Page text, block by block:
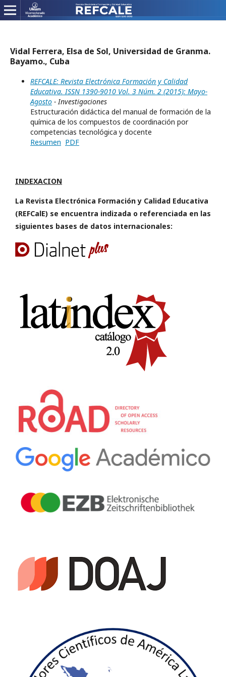
Vidal Ferrera, Elsa de Sol, Universidad de Granma.
Bayamo., Cuba
REFCALE: Revista Electrónica Formación y Calidad
Educativa. ISSN 1390-9010 Vol. 3 Núm. 2 (2015): Mayo-
Agosto - Investigaciones
Estructuración didáctica del manual de formación de la
química de los compuestos de coordinación por
competencias tecnológica y docente
Resumen PDF
INDEXACION
La Revista Electrónica Formación y Calidad Educativa
(REFCalE) se encuentra indizada o referenciada en las
siguientes bases de datos internacionales: